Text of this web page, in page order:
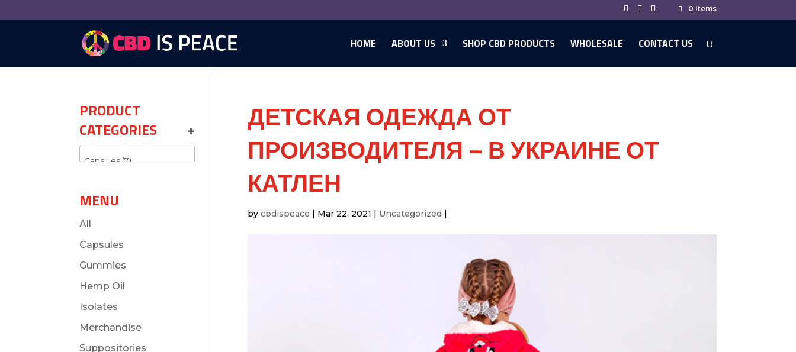
0 Items
HOME ABOUT US SHOP CBD PRODUCTS WHOLESALE CONTACT US
ДЕТСКАЯ ОДЕЖДА ОТ
ПРОИЗВОДИТЕЛЯ – В УКРАИНЕ ОТ
КАТЛЕН
by cbdispeace | Mar 22, 2021 | Uncategorized |
PRODUCT
CATEGORIES
+
MENU
All
Capsules
Gummies
Hemp Oil
Isolates
Merchandise
Suppositories